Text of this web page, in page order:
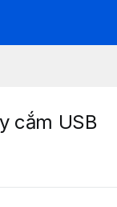
cắm USB